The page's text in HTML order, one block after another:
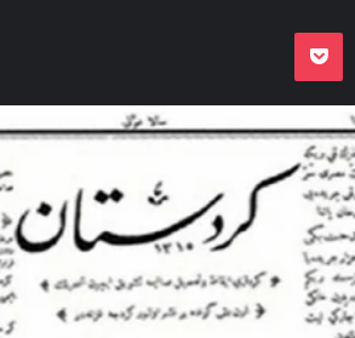
Odnoklassniki
Pocket